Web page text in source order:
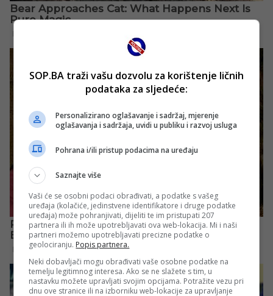
SOP.BA traži vašu dozvolu za korištenje ličnih
podataka za sljedeće:
Personalizirano oglašavanje i sadržaj, mjerenje
oglašavanja i sadržaja, uvidi u publiku i razvoj usluga
Pohrana i/ili pristup podacima na uređaju
Saznajte više
Vaši će se osobni podaci obrađivati, a podatke s vašeg
uređaja (kolačiće, jedinstvene identifikatore i druge podatke
uređaja) može pohranjivati, dijeliti te im pristupati 207
partnera ili ih može upotrebljavati ova web-lokacija. Mi i naši
partneri možemo upotrebljavati precizne podatke o
geolociranju. Popis partnera.
Neki dobavljači mogu obrađivati vaše osobne podatke na
temelju legitimnog interesa. Ako se ne slažete s tim, u
nastavku možete upravljati svojim opcijama. Potražite vezu pri
dnu ove stranice ili na izborniku web-lokacije za upravljanje